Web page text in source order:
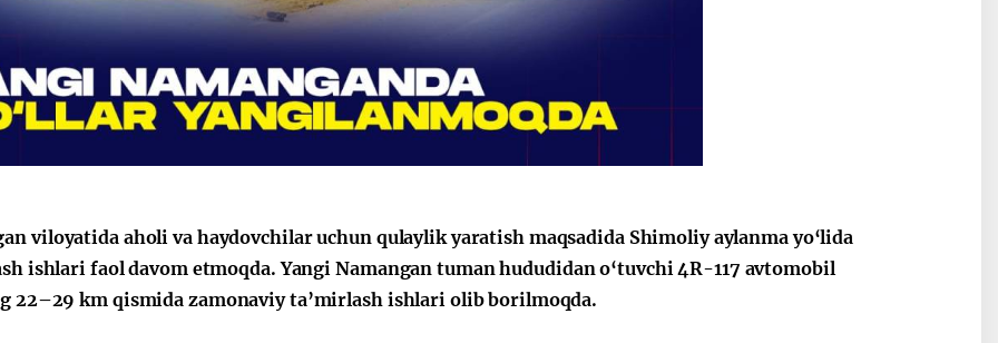
viloyatida aholi va haydovchilar uchun qulaylik yaratish maqsadida Shimoliy aylanma yo‘lida
ishlari faol davom etmoqda. Yangi Namangan tuman hududidan o‘tuvchi 4R-117 avtomobil
22–29 km qismida zamonaviy ta’mirlash ishlari olib borilmoqda.